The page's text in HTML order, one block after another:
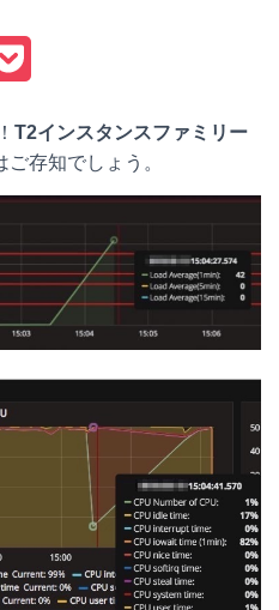
c
k
t
T2インスタンスファミリー
存知でしょう。